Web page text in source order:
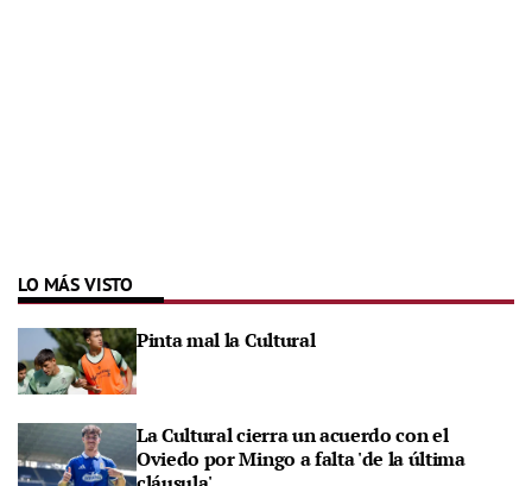
LO MÁS VISTO
Pinta mal la Cultural
La Cultural cierra un acuerdo con el
Oviedo por Mingo a falta 'de la última